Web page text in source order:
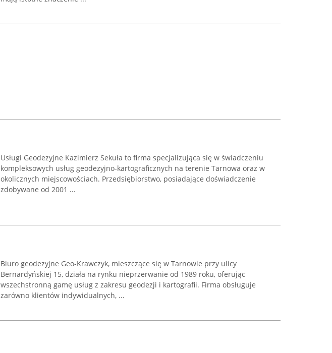
Usługi Geodezyjne Kazimierz Sekuła to firma specjalizująca się w świadczeniu
kompleksowych usług geodezyjno-kartograficznych na terenie Tarnowa oraz w
okolicznych miejscowościach. Przedsiębiorstwo, posiadające doświadczenie
zdobywane od 2001 ...
Biuro geodezyjne Geo-Krawczyk, mieszczące się w Tarnowie przy ulicy
Bernardyńskiej 15, działa na rynku nieprzerwanie od 1989 roku, oferując
wszechstronną gamę usług z zakresu geodezji i kartografii. Firma obsługuje
zarówno klientów indywidualnych, ...